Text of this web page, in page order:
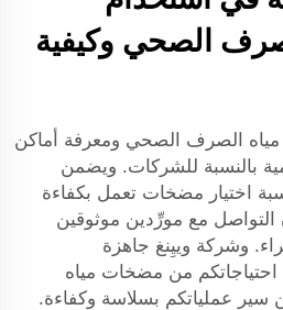
الصحي وكيفية
الصرف الصحي ومعرفة أماكن
بالنسبة للشركات. ويضمن
اختيار مضخات تعمل بكفاءة
التواصل مع مورِّدين موثوقين
وشركة وييِنغ جاهزة
من مضخات مياه
عملياتكم بسلاسة وكفاءة.